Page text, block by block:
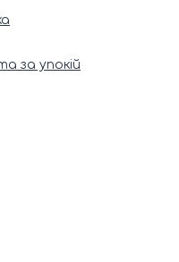
за упокій